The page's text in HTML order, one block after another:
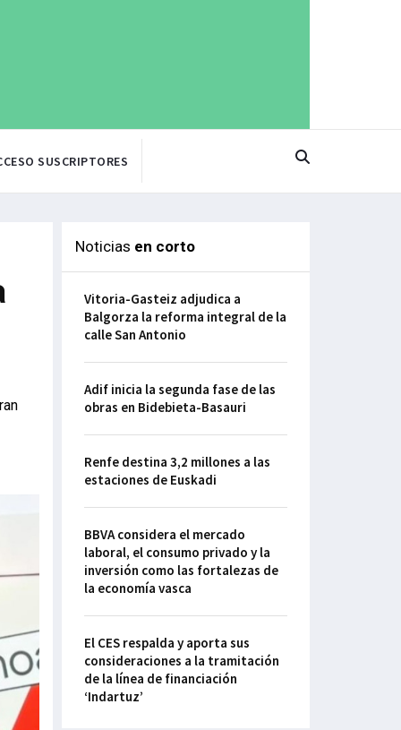
SUSCRIPTORES
Noticias en corto
Vitoria-Gasteiz adjudica a
Balgorza la reforma integral de la
calle San Antonio
Adif inicia la segunda fase de las
obras en Bidebieta-Basauri
Renfe destina 3,2 millones a las
estaciones de Euskadi
BBVA considera el mercado
laboral, el consumo privado y la
inversión como las fortalezas de
la economía vasca
El CES respalda y aporta sus
consideraciones a la tramitación
de la línea de financiación
‘Indartuz’